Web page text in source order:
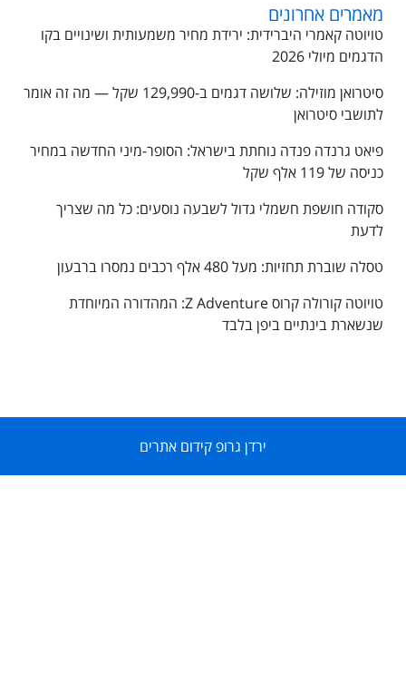
מאמרים אחרונים
טויוטה קאמרי היברידית: ירידת מחיר משמעותית ושינויים בקו
הדגמים מיולי 2026
סיטרואן מוזילה: שלושה דגמים ב-129,990 שקל — מה זה אומר
לתושבי סיטרואן
פיאט גרנדה פנדה נוחתת בישראל: הסופר-מיני החדשה במחיר
כניסה של 119 אלף שקל
סקודה חושפת חשמלי גדול לשבעה נוסעים: כל מה שצריך
לדעת
טסלה שוברת תחזיות: מעל 480 אלף רכבים נמסרו ברבעון
טויוטה קורולה קרוס Z Adventure: המהדורה המיוחדת
שנשארת בינתיים ביפן בלבד
ירדן גרופ קידום אתרים